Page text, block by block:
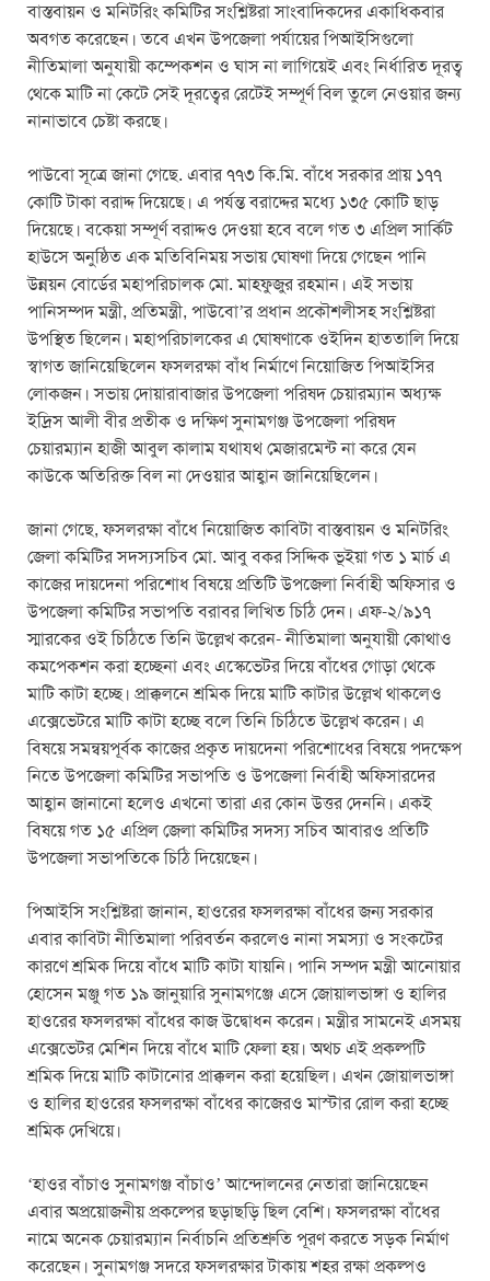
বাস্তবায়ন ও মনিটরিং কমিটির সংশ্লিষ্টরা সাংবাদিকদের একাধিকবার
অবগত করেছেন। তবে এখন উপজেলা পর্যায়ের পিআইসিগুলো
নীতিমালা অনুযায়ী কম্পেকশন ও ঘাস না লাগিয়েই এবং নির্ধারিত দূরত্ব
থেকে মাটি না কেটে সেই দূরত্বের রেটেই সম্পূর্ণ বিল তুলে নেওয়ার জন্য
নানাভাবে চেষ্টা করছে।
পাউবো সূত্রে জানা গেছে. এবার ৭৭৩ কি.মি. বাঁধে সরকার প্রায় ১৭৭
কোটি টাকা বরাদ্দ দিয়েছে। এ পর্যন্ত বরাদ্দের মধ্যে ১৩৫ কোটি ছাড়
দিয়েছে। বকেয়া সম্পূর্ণ বরাদ্দও দেওয়া হবে বলে গত ৩ এপ্রিল সার্কিট
হাউসে অনুষ্ঠিত এক মতিবিনিময় সভায় ঘোষণা দিয়ে গেছেন পানি
উন্নয়ন বোর্ডের মহাপরিচালক মো. মাহফুজুর রহমান। এই সভায়
পানিসম্পদ মন্ত্রী, প্রতিমন্ত্রী, পাউবো’র প্রধান প্রকৌশলীসহ সংশ্লিষ্টরা
উপস্থিত ছিলেন। মহাপরিচালকের এ ঘোষণাকে ওইদিন হাততালি দিয়ে
স্বাগত জানিয়েছিলেন ফসলরক্ষা বাঁধ নির্মাণে নিয়োজিত পিআইসির
লোকজন। সভায় দোয়ারাবাজার উপজেলা পরিষদ চেয়ারম্যান অধ্যক্ষ
ইদ্রিস আলী বীর প্রতীক ও দক্ষিণ সুনামগঞ্জ উপজেলা পরিষদ
চেয়ারম্যান হাজী আবুল কালাম যথাযথ মেজারমেন্ট না করে যেন
কাউকে অতিরিক্ত বিল না দেওয়ার আহ্বান জানিয়েছিলেন।
জানা গেছে, ফসলরক্ষা বাঁধে নিয়োজিত কাবিটা বাস্তবায়ন ও মনিটরিং
জেলা কমিটির সদস্যসচিব মো. আবু বকর সিদ্দিক ভূইয়া গত ১ মার্চ এ
কাজের দায়দেনা পরিশোধ বিষয়ে প্রতিটি উপজেলা নির্বাহী অফিসার ও
উপজেলা কমিটির সভাপতি বরাবর লিখিত চিঠি দেন। এফ-২/৯১৭
স্মারকের ওই চিঠিতে তিনি উল্লেখ করেন- নীতিমালা অনুযায়ী কোথাও
কমপেকশন করা হচ্ছেনা এবং এস্কেভেটর দিয়ে বাঁধের গোড়া থেকে
মাটি কাটা হচ্ছে। প্রাক্কলনে শ্রমিক দিয়ে মাটি কাটার উল্লেখ থাকলেও
এক্সেভেটরে মাটি কাটা হচ্ছে বলে তিনি চিঠিতে উল্লেখ করেন। এ
বিষয়ে সমন্বয়পূর্বক কাজের প্রকৃত দায়দেনা পরিশোধের বিষয়ে পদক্ষেপ
নিতে উপজেলা কমিটির সভাপতি ও উপজেলা নির্বাহী অফিসারদের
আহ্বান জানানো হলেও এখনো তারা এর কোন উত্তর দেননি। একই
বিষয়ে গত ১৫ এপ্রিল জেলা কমিটির সদস্য সচিব আবারও প্রতিটি
উপজেলা সভাপতিকে চিঠি দিয়েছেন।
পিআইসি সংশ্লিষ্টরা জানান, হাওরের ফসলরক্ষা বাঁধের জন্য সরকার
এবার কাবিটা নীতিমালা পরিবর্তন করলেও নানা সমস্যা ও সংকটের
কারণে শ্রমিক দিয়ে বাঁধে মাটি কাটা যায়নি। পানি সম্পদ মন্ত্রী আনোয়ার
হোসেন মঞ্জু গত ১৯ জানুয়ারি সুনামগঞ্জে এসে জোয়ালভাঙ্গা ও হালির
হাওরের ফসলরক্ষা বাঁধের কাজ উদ্বোধন করেন। মন্ত্রীর সামনেই এসময়
এক্সেভেটর মেশিন দিয়ে বাঁধে মাটি ফেলা হয়। অথচ এই প্রকল্পটি
শ্রমিক দিয়ে মাটি কাটানোর প্রাক্কলন করা হয়েছিল। এখন জোয়ালভাঙ্গা
ও হালির হাওরের ফসলরক্ষা বাঁধের কাজেরও মাস্টার রোল করা হচ্ছে
শ্রমিক দেখিয়ে।
‘হাওর বাঁচাও সুনামগঞ্জ বাঁচাও’ আন্দোলনের নেতারা জানিয়েছেন
এবার অপ্রয়োজনীয় প্রকল্পের ছড়াছড়ি ছিল বেশি। ফসলরক্ষা বাঁধের
নামে অনেক চেয়ারম্যান নির্বাচনি প্রতিশ্রুতি পূরণ করতে সড়ক নির্মাণ
করেছেন। সুনামগঞ্জ সদরে ফসলরক্ষার টাকায় শহর রক্ষা প্রকল্পও